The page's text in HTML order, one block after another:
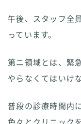
午後、スタッフ全
っています。
第ニ領域とは、緊
やらなくてはいけ
普段の診療時間内
色々とクリニック